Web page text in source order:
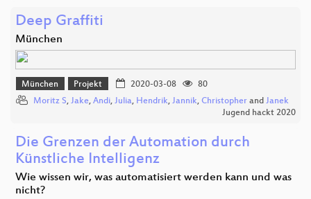
Deep Graffiti
München
München Projekt 2020-03-08
80
Moritz S, Jake, Andi, Julia, Hendrik, Jannik, Christopher and Janek
Jugend hackt 2020
Die Grenzen der Automation durch
Künstliche Intelligenz
Wie wissen wir, was automatisiert werden kann und was
nicht?